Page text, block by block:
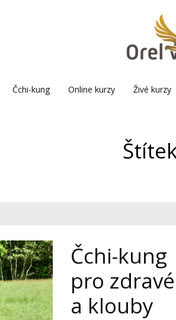
Čchi-kung Online kurzy Živé kurzy
Čchi-kung
pro
a klouby